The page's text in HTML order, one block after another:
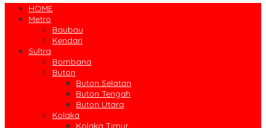
HOME
Metro
Baubau
Kendari
Sultra
Bombana
Buton
Buton Selatan
Buton Tengah
Buton Utara
Kolaka
Kolaka Timur